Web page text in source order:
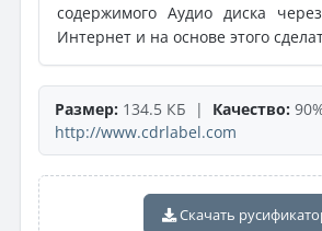
содержимого Аудио диска
Интернет и на основе этого
Размер: 134.5 КБ | Качество:
http://www.cdrlabel.com
Скачать